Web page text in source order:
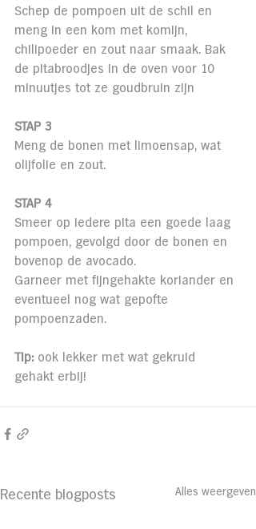
Schep de pompoen uit de schil en
meng in een kom met komijn,
chilipoeder en zout naar smaak. Bak
de pitabroodjes in de oven voor 10
minuutjes tot ze goudbruin zijn
STAP 3
Meng de bonen met limoensap, wat
olijfolie en zout.
STAP 4
Smeer op iedere pita een goede laag
pompoen, gevolgd door de bonen en
bovenop de avocado.
Garneer met fijngehakte koriander en
eventueel nog wat gepofte
pompoenzaden.
Tip: ook lekker met wat gekruid
gehakt erbij!
Recente blogposts Alles weergeven